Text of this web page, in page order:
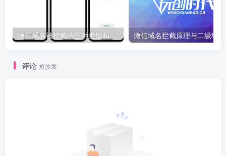
微信域名被拦截的三种类型和原因
评论 抢沙发